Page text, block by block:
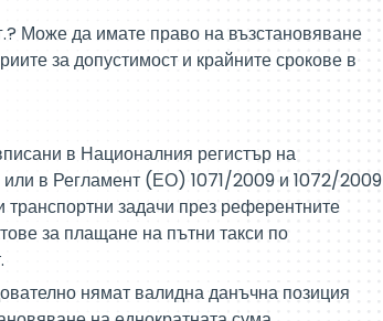
Може да имате право на възстановяване
за допустимост и крайните срокове в
в Националния регистър на
или в Регламент (ЕО) 1071/2009 и 1072/2009
задачи през референтните
за плащане на пътни такси по
нямат валидна данъчна позиция